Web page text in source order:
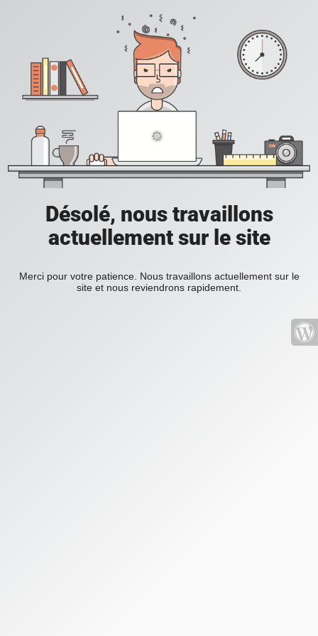
Désolé, nous travaillons
actuellement sur le site
Merci pour votre patience. Nous travaillons actuellement sur le
site et nous reviendrons rapidement.